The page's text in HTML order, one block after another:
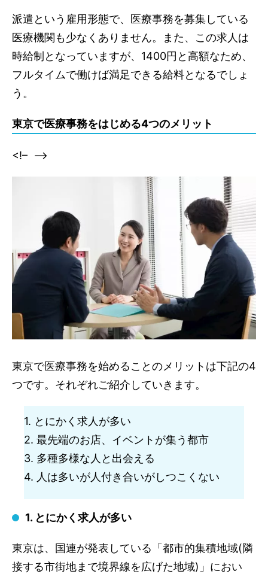
派遣という雇用形態で、医療事務を募集している
医療機関も少なくありません。また、この求人は
時給制となっていますが、1400円と高額なため、
フルタイムで働けば満足できる給料となるでしょ
う。
東京で医療事務をはじめる4つのメリット
<!– –>
東京で医療事務を始めることのメリットは下記の4
つです。それぞれご紹介していきます。
1. とにかく求人が多い
2. 最先端のお店、イベントが集う都市
3. 多種多様な人と出会える
4. 人は多いが人付き合いがしつこくない
1. とにかく求人が多い
東京は、国連が発表している「都市的集積地域(隣
接する市街地まで境界線を広げた地域)」におい